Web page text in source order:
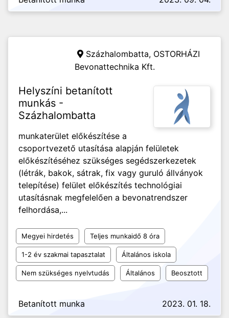
Százhalombatta, OSTORHÁZI
Bevonattechnika Kft.
Helyszíni betanított
munkás -
Százhalombatta
munkaterület előkészítése a
csoportvezető utasítása alapján felületek
előkészítéséhez szükséges segédszerkezetek
(létrák, bakok, sátrak, fix vagy guruló állványok
telepítése) felület előkészítés technológiai
utasításnak megfelelően a bevonatrendszer
felhordása,...
Megyei hirdetés Teljes munkaidő 8 óra
1-2 év szakmai tapasztalat Általános iskola
Nem szükséges nyelvtudás Általános Beosztott
Betanított munka 2023. 01. 18.